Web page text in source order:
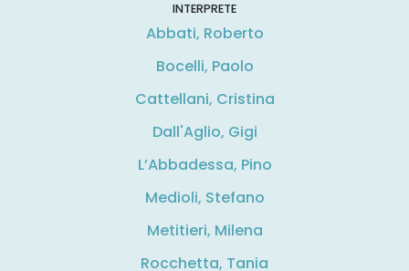
INTERPRETE
Abbati, Roberto
Bocelli, Paolo
Cattellani, Cristina
Dall'Aglio, Gigi
L’Abbadessa, Pino
Medioli, Stefano
Metitieri, Milena
Rocchetta, Tania